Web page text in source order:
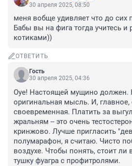
30 апреля 2025, 08:50
меня вобще удивляет что до сих
Бабы вы на фига тогда учитесь и
котиками))
ОТВЕТИТЬ
Гость
30 апреля 2025, 04:36
Оуе! Настоящей мущино должен.
оригинальная мысль. И, главное,
своевременная. Платить за
жральням -- это очень
кринжово. Лучше пригласить
полумарафон, я считаю. Чисто
воздухе. Чтобы понять, стоит ли
тушку фуагра с профитролями.